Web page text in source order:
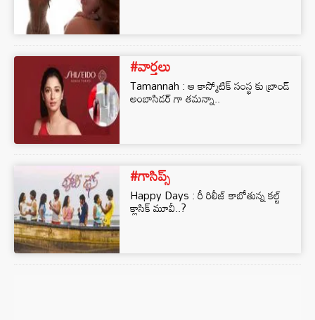
#వార్తలు
Tamannah : ఆ కాస్మోటిక్ సంస్థ కు బ్రాండ్
అంబాసిడర్ గా తమన్నా..
#గాసిప్స్
Happy Days : రీ రిలీజ్ కాబోతున్న కల్ట్
క్లాసిక్ మూవీ..?